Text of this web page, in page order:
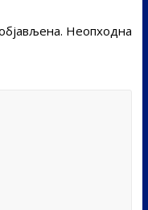
Неопходна